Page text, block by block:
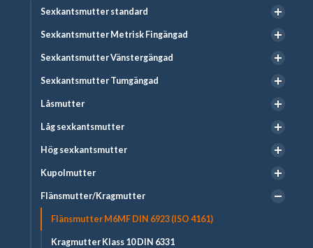
Sexkantsmutter standard
Sexkantsmutter Metrisk Fingängad
Sexkantsmutter Vänstergängad
Sexkantsmutter Tumgängad
Låsmutter
Låg sexkantsmutter
Hög sexkantsmutter
Kupolmutter
Flänsmutter/Kragmutter
Flänsmutter M6MF DIN 6923 (ISO 4161)
Kragmutter Klass 10 DIN 6331